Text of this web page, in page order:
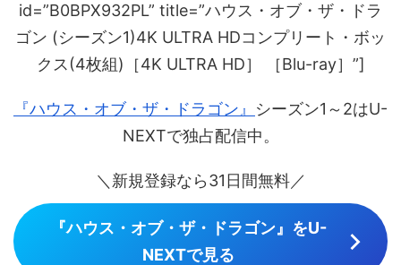
id=”B0BPX932PL” title=”ハウス・オブ・ザ・ドラ
ゴン (シーズン1)4K ULTRA HDコンプリート・ボッ
クス(4枚組)［4K ULTRA HD］ ［Blu-ray］”]
『ハウス・オブ・ザ・ドラゴン』 シーズン1～2はU-
NEXTで独占配信中。
＼新規登録なら31日間無料／
『ハウス・オブ・ザ・ドラゴン』をU-
NEXTで見る